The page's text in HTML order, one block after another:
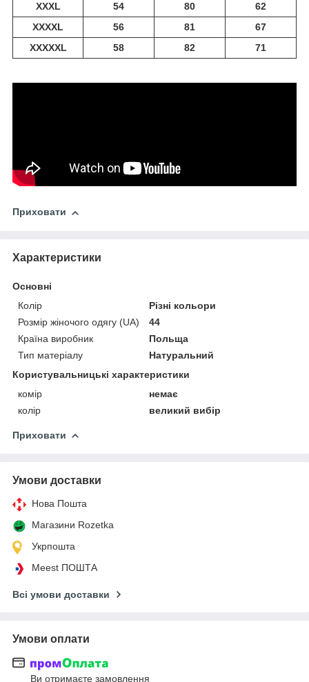
XXXL
54 80
62
XXXXL
56 81
67
XXXXXL
58 82 71
Приховати
Характеристики
Основні
Колір
Різні кольори
Розмір жіночого одягу (UA)
44
Країна виробник
Польща
Тип матеріалу
Натуральний
Користувальницькі характеристики
комір
немає
колір
великий вибір
Приховати
Умови доставки
Нова Пошта
Магазини Rozetka
Укрпошта
Meest ПОШТА
Всі умови доставки
Умови оплати
Ви отримаєте замовлення